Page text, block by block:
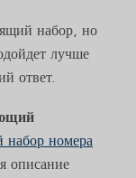
набор, но
лучше
ответ.
набор номера
описание